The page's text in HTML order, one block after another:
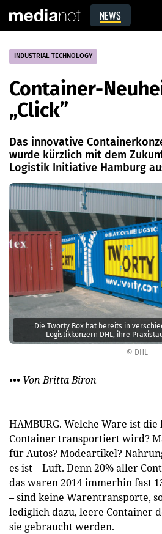
NEWS
© DHL
Die Tworty Box hat bereits in
Logistikkonzern DHL, ihre
INDUSTRIAL TECHNOLOGY
Container-
„Click”
Das innovative
wurde kürzlich mit dem
Logistik Initiative ­Hamburg
••• Von Britta Biron
HAMBURG. Welche Ware ist
Container transportiert wird?
für Autos? Modeartikel?
es ist – Luft. Denn 20% aller
das waren 2014 immerhin fast
– sind keine Warentransporte,
lediglich dazu, leere Container
sie gebraucht werden.